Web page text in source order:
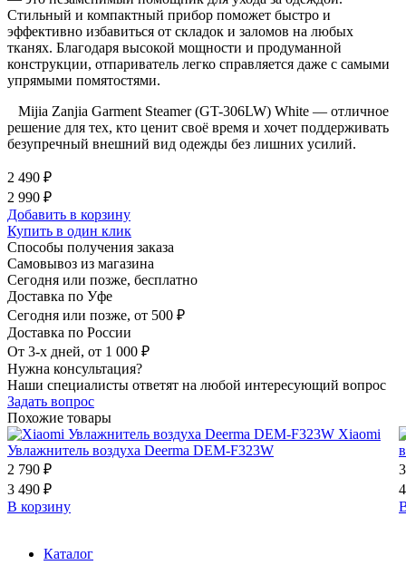
Стильный и компактный прибор поможет быстро и
эффективно избавиться от складок и заломов на любых
тканях. Благодаря высокой мощности и продуманной
конструкции, отпариватель легко справляется даже с самыми
упрямыми помятостями.
Mijia Zanjia Garment Steamer (GT-306LW) White — отличное
решение для тех, кто ценит своё время и хочет поддерживать
безупречный внешний вид одежды без лишних усилий.
2 490 ₽
2 990 ₽
Добавить в корзину
Купить в один клик
Способы получения заказа
Самовывоз из магазина
Сегодня или позже, бесплатно
Доставка по Уфе
Сегодня или позже, от 500 ₽
Доставка по России
От 3-х дней, от 1 000 ₽
Нужна консультация?
Наши специалисты ответят на любой интересующий вопрос
Задать вопрос
Похожие товары
Xiaomi
Увлажнитель воздуха Deerma DEM-F323W
2 790 ₽
3 490 ₽
В корзину
Каталог